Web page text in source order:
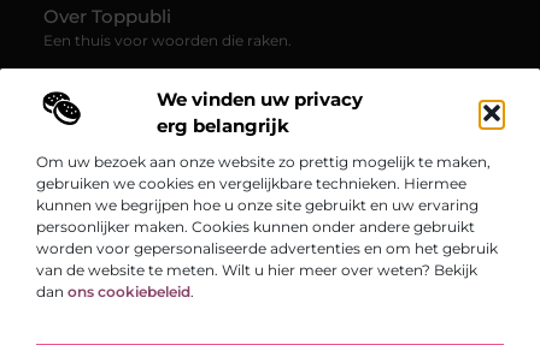
We vinden uw privacy
erg belangrijk
Om uw bezoek aan onze website zo prettig mogelijk te maken,
gebruiken we cookies en vergelijkbare technieken. Hiermee
kunnen we begrijpen hoe u onze site gebruikt en uw ervaring
persoonlijker maken. Cookies kunnen onder andere gebruikt
worden voor gepersonaliseerde advertenties en om het gebruik
van de website te meten. Wilt u hier meer over weten? Bekijk
dan ons cookiebeleid.
Over Toppubli
Een thuis voor woorden die raken.
uitdagen en verbinden. Van persoonlijke verhalen tot frisse
inzichten – ontdek een veelzijdig platform vol creativiteit en
Onze informatie
Bericht categorie